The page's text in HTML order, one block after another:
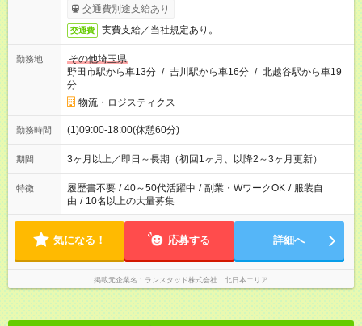
交通費別途支給あり
交通費 実費支給／当社規定あり。
勤務地
その他埼玉県
野田市駅から車13分 / 吉川駅から車16分 / 北越谷駅から車19
分
物流・ロジスティクス
勤務時間 (1)09:00-18:00(休憩60分)
期間 3ヶ月以上／即日～長期（初回1ヶ月、以降2～3ヶ月更新）
特徴 履歴書不要 / 40～50代活躍中 / 副業・WワークOK / 服装自
由 / 10名以上の大量募集
気になる！ 応募する 詳細へ
掲載元企業名 ランスタッド株式会社 北日本エリア